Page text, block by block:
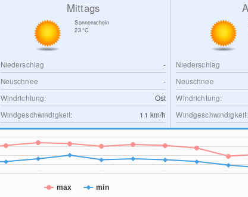
Mittags
Sonnenschein
23°C
Niederschlag
-
Neuschnee
-
Windrichtung:
Ost
Windgeschwindigkeit:
11 km/h
Niederschlag
Neuschnee
Windrichtung:
Windgeschwindigkeit:
max min